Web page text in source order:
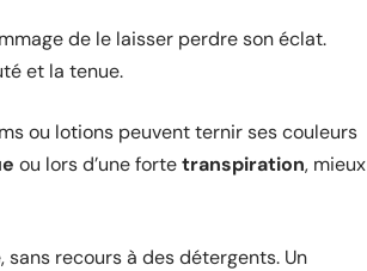
de le laisser perdre son éclat.
et la tenue.
ou lotions peuvent ternir ses couleurs
ou lors d’une fortetranspiration, mieux
sans recours à des détergents. Un